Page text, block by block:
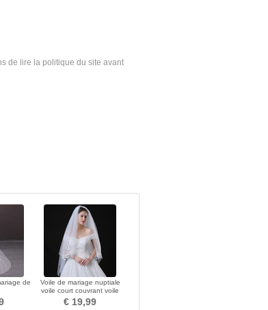
de lire la politique du site avant
de
Voile de mariage nuptiale
voile court couvrant voile
voile blanc dentelle
€ 19,99